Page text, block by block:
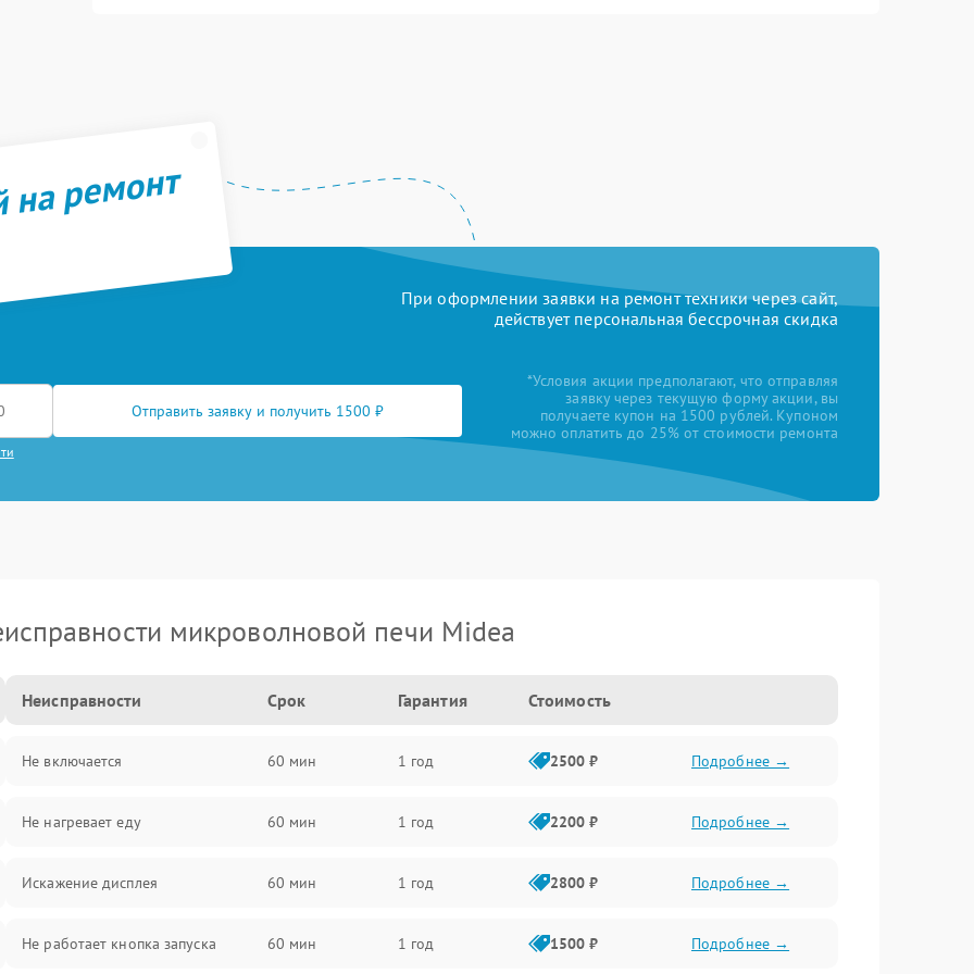
ремонт
При оформлении заявки на ремонт техники через сайт,
действует персональная бессрочная скидка
Отправить заявку и получить 1500 ₽
*Условия акции предполагают, что отправляя
заявку через текущую форму акции, вы
получаете купон на 1500 рублей. Купоном
можно оплатить до 25% от стоимости ремонта
микроволновой печи Midea
Неисправности Срок Гарантия Стоимость
Не включается 60 мин 1 год 2500 ₽ Подробнее →
Не нагревает еду 60 мин 1 год 2200 ₽ Подробнее →
Искажение дисплея 60 мин 1 год 2800 ₽ Подробнее →
Не работает кнопка запуска 60 мин 1 год 1500 ₽ Подробнее →